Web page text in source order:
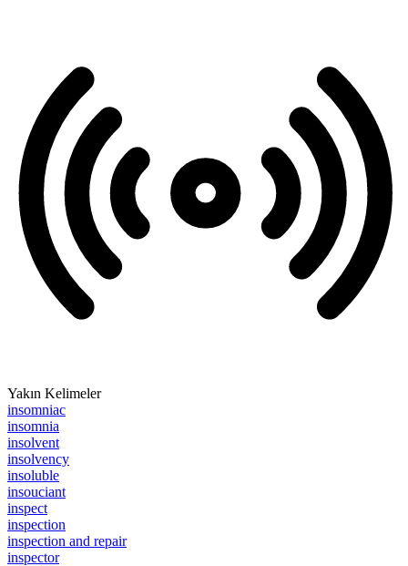
Yakın Kelimeler
insomniac
insomnia
insolvent
insolvency
insoluble
insouciant
inspect
inspection
inspection and repair
inspector